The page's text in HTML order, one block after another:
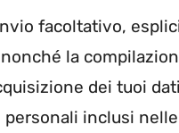
facoltativo,
la
dei tuoi
inclusi